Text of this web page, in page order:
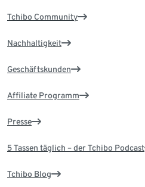
Tchibo Community
Nachhaltigkeit
Geschäftskunden
Affiliate Programm
Presse
5 Tassen täglich – der Tchibo Podcast
Tchibo Blog